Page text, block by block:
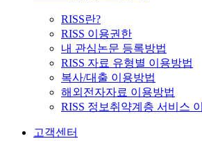
RISS란?
RISS 이용권한
내 관심논문 등록방법
RISS 자료 유형별 이용방법
복사/대출 이용방법
해외전자자료 이용방법
RISS 정보취약계층 서비스
고객센터